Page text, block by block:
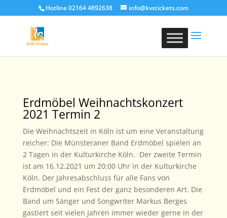
Hotline 02164 4892638 info@kvstickets.com
Erdmöbel Weihnachtskonzert
2021 Termin 2
Die Weihnachtszeit in Köln ist um eine Veranstaltung
reicher: Die Münsteraner Band Erdmöbel spielen an
2 Tagen in der Kulturkirche Köln. Der zweite Termin
ist am 16.12.2021 um 20:00 Uhr in der Kulturkirche
Köln. Der Jahresabschluss für alle Fans von
Erdmöbel und ein Fest der ganz besonderen Art. Die
Band um Sänger und Songwriter Markus Berges
gastiert seit vielen Jahren immer wieder gerne in der